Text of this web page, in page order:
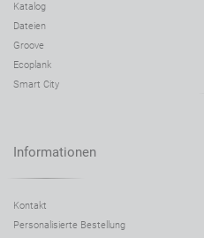
Katalog
Dateien
Groove
Ecoplank
Smart City
Informationen
Kontakt
Personalisierte Bestellung